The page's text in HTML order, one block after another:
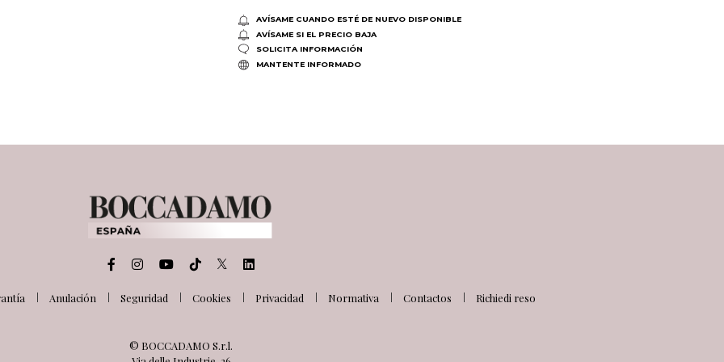
AVÍSAME CUANDO ESTÉ DE NUEVO DISPONIBLE
AVÍSAME SI EL PRECIO BAJA
SOLICITA INFORMACIÓN
MANTENTE INFORMADO
Anulación Seguridad Cookies Privacidad Normativa Contactos Richiedi reso
© BOCCADAMO S.r.l.